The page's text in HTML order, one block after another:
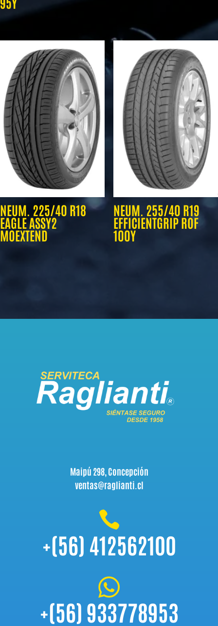
NEUM. 225/40 R18
EAGLE ASSY2
MOEXTEND
NEUM. 255/40 R19
EFFICIENTGRIP ROF
100Y
Maipú 298, Concepción
ventas@raglianti.cl

+(56) 412562100

+(56) 933778953